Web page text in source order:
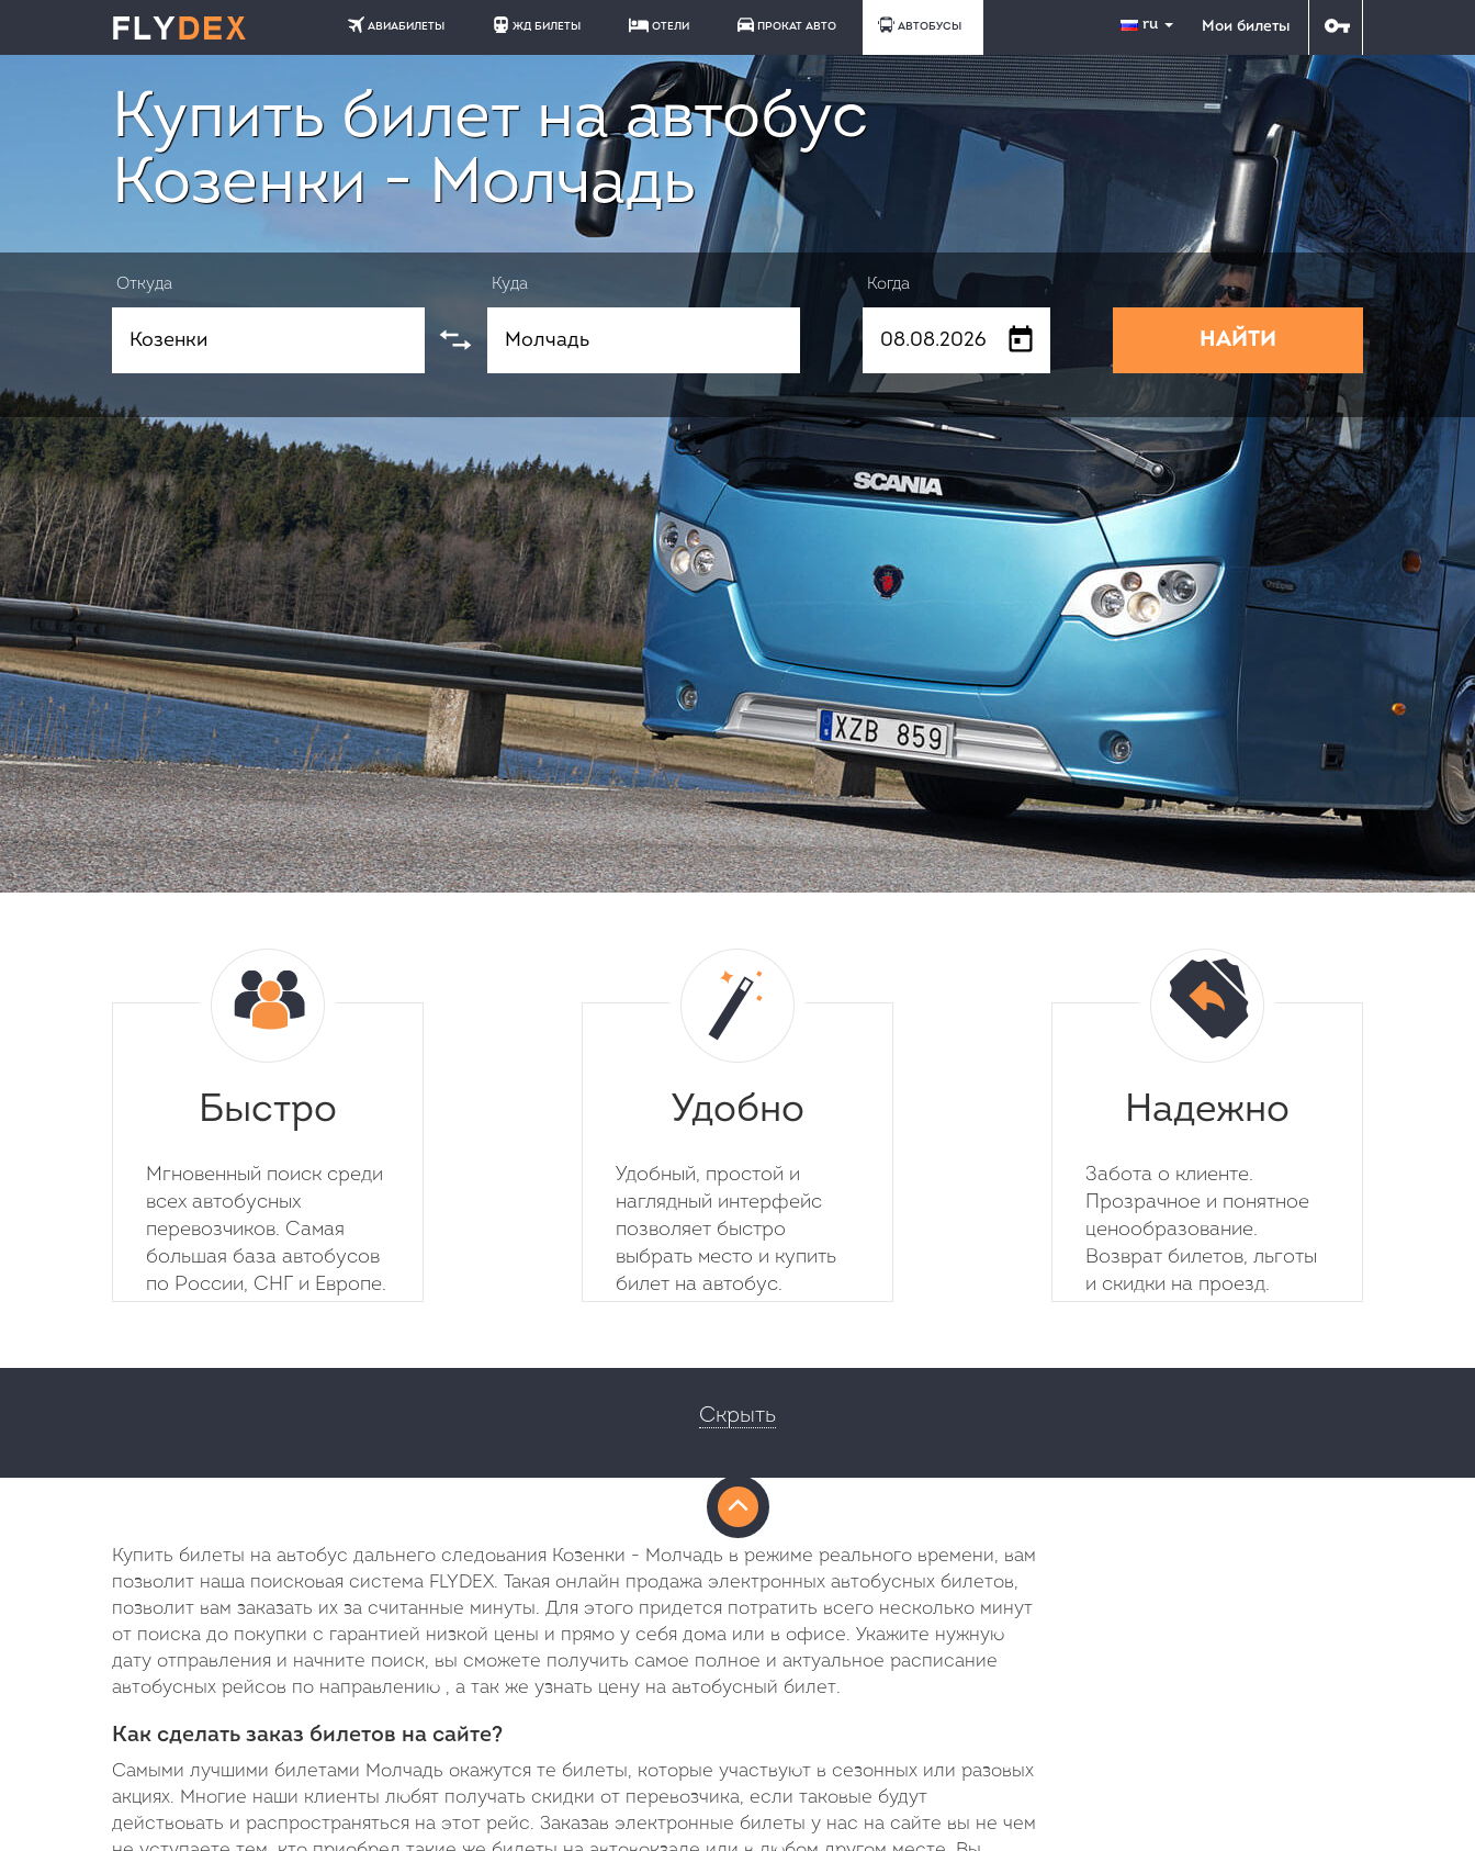
АВИАБИЛЕТЫ ЖД БИЛЕТЫ ОТЕЛИ ПРОКАТ АВТО АВТОБУСЫ ru Мои билеты
Купить билет на автобус
Козенки - Молчадь
Откуда Куда Когда
НАЙТИ
Быстро
Мгновенный поиск среди
всех автобусных
перевозчиков. Самая
большая база автобусов
по России, СНГ и Европе.
Удобно
Удобный, простой и
наглядный интерфейс
позволяет быстро
выбрать место и купить
билет на автобус.
Надежно
Забота о клиенте.
Прозрачное и понятное
ценообразование.
Возврат билетов, льготы
и скидки на проезд.
Скрыть
Купить билеты на автобус дальнего следования Козенки - Молчадь в режиме реального времени, вам
позволит наша поисковая система FLYDEX. Такая онлайн продажа электронных автобусных билетов,
позволит вам заказать их за считанные минуты. Для этого придется потратить всего несколько минут
от поиска до покупки с гарантией низкой цены и прямо у себя дома или в офисе. Укажите нужную
дату отправления и начните поиск, вы сможете получить самое полное и актуальное расписание
автобусных рейсов по направлению , а так же узнать цену на автобусный билет.
Как сделать заказ билетов на сайте?
Самыми лучшими билетами Молчадь окажутся те билеты, которые участвуют в сезонных или разовых
акциях. Многие наши клиенты любят получать скидки от перевозчика, если таковые будут
действовать и распространяться на этот рейс. Заказав электронные билеты у нас на сайте вы не чем